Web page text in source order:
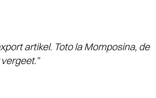
artikel. Toto la Momposina, de